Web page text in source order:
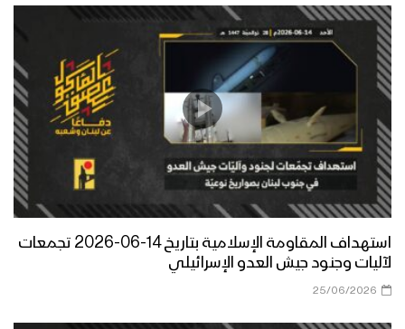
استهداف المقاومة الإسلامية بتاريخ 14-06-2026 تجمعات
لآليات وجنود جيش العدو الإسرائيلي
25/06/2026